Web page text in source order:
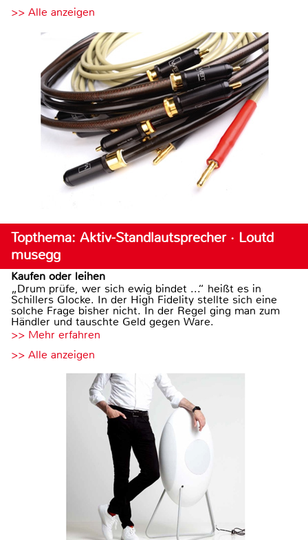
>> Alle anzeigen
Topthema: Aktiv-Standlautsprecher · Loutd
musegg
Kaufen oder leihen
„Drum prüfe, wer sich ewig bindet ...“ heißt es in
Schillers Glocke. In der High Fidelity stellte sich eine
solche Frage bisher nicht. In der Regel ging man zum
Händler und tauschte Geld gegen Ware.
>> Mehr erfahren
>> Alle anzeigen